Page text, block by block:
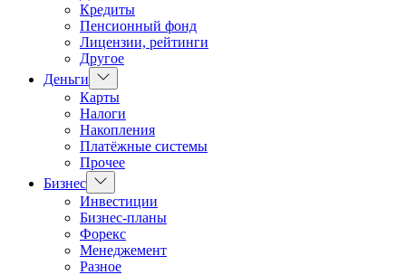
Кредиты
Пенсионный фонд
Лицензии, рейтинги
Другое
Деньги
Показать
подменю
Карты
Налоги
Накопления
Платёжные системы
Прочее
Бизнес Показать
подменю
Инвестиции
Бизнес-планы
Форекс
Менеджемент
Разное